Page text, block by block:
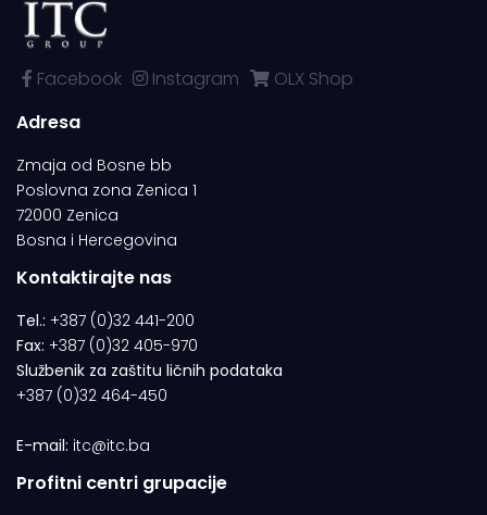
Facebook Instagram
OLX Shop
Adresa
Zmaja od Bosne bb
Poslovna zona Zenica 1
72000 Zenica
Bosna i Hercegovina
Kontaktirajte nas
Tel.: +387 (0)32 441-200
Fax: +387 (0)32 405-970
Službenik za zaštitu ličnih podataka
+387 (0)32 464-450
E-mail: itc@itc.ba
Profitni centri grupacije